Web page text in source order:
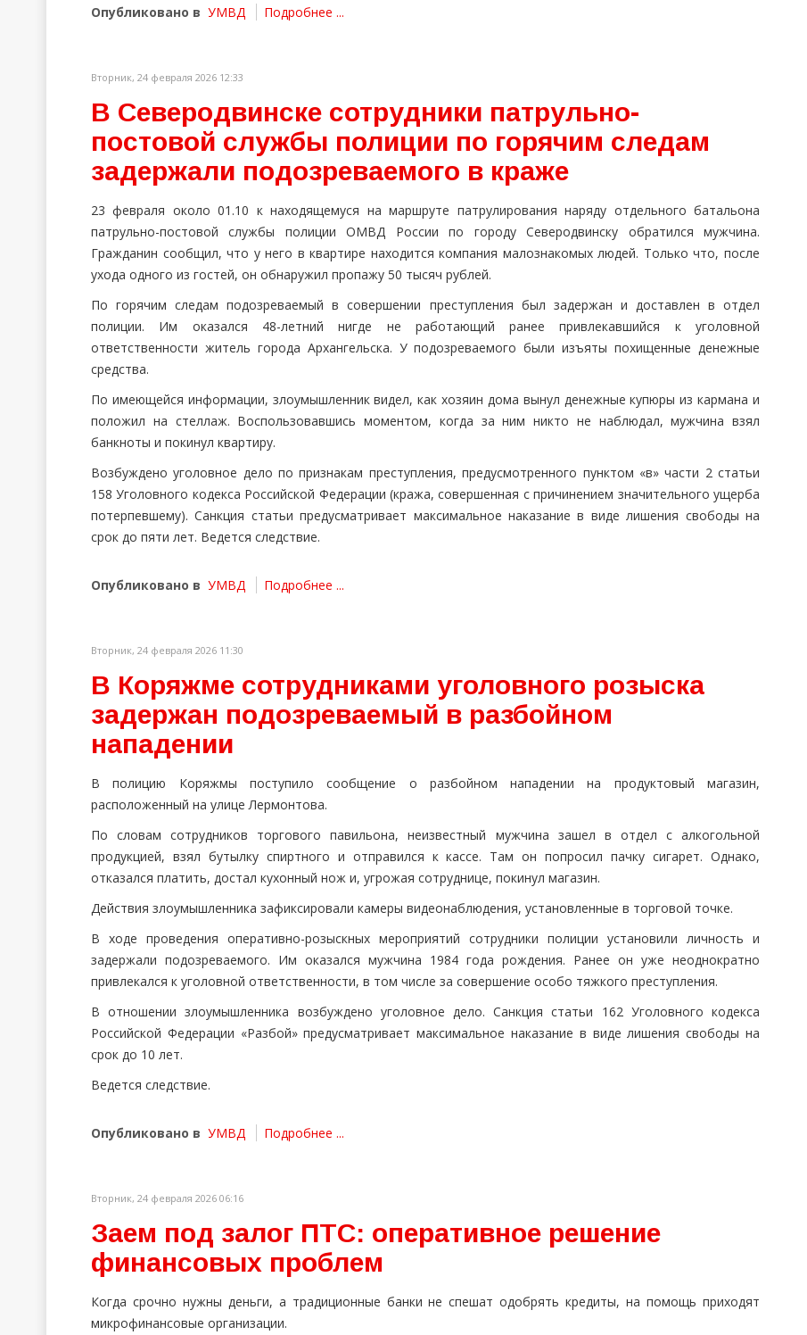
Опубликовано в УМВД Подробнее ...
Вторник, 24 февраля 2026 12:33
В Северодвинске сотрудники патрульно-
постовой службы полиции по горячим следам
задержали подозреваемого в краже
23 февраля около 01.10 к находящемуся на маршруте патрулирования наряду отдельного батальона
патрульно-постовой службы полиции ОМВД России по городу Северодвинску обратился мужчина.
Гражданин сообщил, что у него в квартире находится компания малознакомых людей. Только что, после
ухода одного из гостей, он обнаружил пропажу 50 тысяч рублей.
По горячим следам подозреваемый в совершении преступления был задержан и доставлен в отдел
полиции. Им оказался 48-летний нигде не работающий ранее привлекавшийся к уголовной
ответственности житель города Архангельска. У подозреваемого были изъяты похищенные денежные
средства.
По имеющейся информации, злоумышленник видел, как хозяин дома вынул денежные купюры из кармана и
положил на стеллаж. Воспользовавшись моментом, когда за ним никто не наблюдал, мужчина взял
банкноты и покинул квартиру.
Возбуждено уголовное дело по признакам преступления, предусмотренного пунктом «в» части 2 статьи
158 Уголовного кодекса Российской Федерации (кража, совершенная с причинением значительного ущерба
потерпевшему). Санкция статьи предусматривает максимальное наказание в виде лишения свободы на
срок до пяти лет. Ведется следствие.
Опубликовано в УМВД Подробнее ...
Вторник, 24 февраля 2026 11:30
В Коряжме сотрудниками уголовного розыска
задержан подозреваемый в разбойном
нападении
В полицию Коряжмы поступило сообщение о разбойном нападении на продуктовый магазин,
расположенный на улице Лермонтова.
По словам сотрудников торгового павильона, неизвестный мужчина зашел в отдел с алкогольной
продукцией, взял бутылку спиртного и отправился к кассе. Там он попросил пачку сигарет. Однако,
отказался платить, достал кухонный нож и, угрожая сотруднице, покинул магазин.
Действия злоумышленника зафиксировали камеры видеонаблюдения, установленные в торговой точке.
В ходе проведения оперативно-розыскных мероприятий сотрудники полиции установили личность и
задержали подозреваемого. Им оказался мужчина 1984 года рождения. Ранее он уже неоднократно
привлекался к уголовной ответственности, в том числе за совершение особо тяжкого преступления.
В отношении злоумышленника возбуждено уголовное дело. Санкция статьи 162 Уголовного кодекса
Российской Федерации «Разбой» предусматривает максимальное наказание в виде лишения свободы на
срок до 10 лет.
Ведется следствие.
Опубликовано в УМВД Подробнее ...
Вторник, 24 февраля 2026 06:16
Заем под залог ПТС: оперативное решение
финансовых проблем
Когда срочно нужны деньги, а традиционные банки не спешат одобрять кредиты, на помощь приходят
микрофинансовые организации.